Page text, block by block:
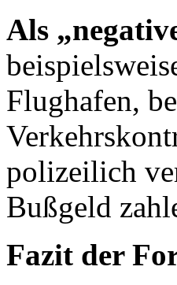
Als
Flughafen,
polizeilich
Bußgeld
Fazit der